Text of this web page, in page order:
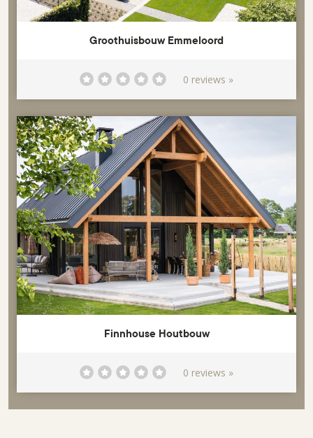
Groothuisbouw Emmeloord
0 reviews »
Finnhouse Houtbouw
0 reviews »